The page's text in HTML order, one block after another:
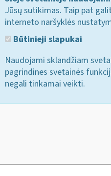
Jūsų sutikimas. Taip pat
interneto naršyklės
Būtinieji slapukai
Naudojami sklandžiam
pagrindines svetainės
negali tinkamai veikti.